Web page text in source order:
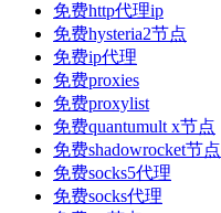
免费http代理ip
免费hysteria2节点
免费ip代理
免费proxies
免费proxylist
免费quantumult x节点
免费shadowrocket节点
免费socks5代理
免费socks代理